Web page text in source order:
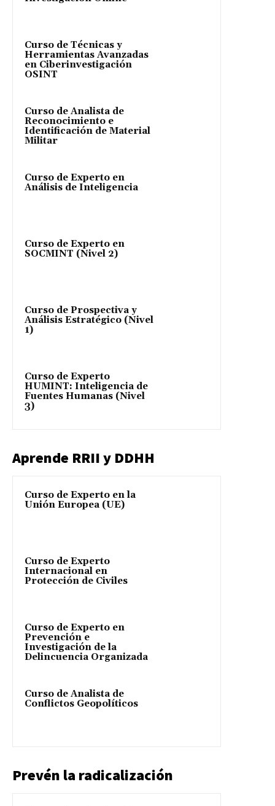
Curso de Técnicas y
Herramientas Avanzadas
en Ciberinvestigación
OSINT
Curso de Analista de
Reconocimiento e
Identificación de Material
Militar
Curso de Experto en
Análisis de Inteligencia
Curso de Experto en
SOCMINT (Nivel 2)
Curso de Prospectiva y
Análisis Estratégico (Nivel
1)
Curso de Experto
HUMINT: Inteligencia de
Fuentes Humanas (Nivel
3)
Aprende RRII y DDHH
Curso de Experto en la
Unión Europea (UE)
Curso de Experto
Internacional en
Protección de Civiles
Curso de Experto en
Prevención e
Investigación de la
Delincuencia Organizada
Curso de Analista de
Conflictos Geopolíticos
Prevén la radicalización